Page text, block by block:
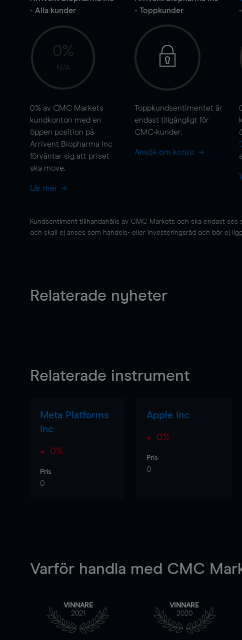
- Alla kunder
0%
N/A
0% av CMC Markets
kundkonton med en
öppen position på
Arrivent Biopharma Inc
förväntar sig att priset
ska move.
Lär mer
- Toppkunder
Toppkundsentimentet är
endast tillgängligt för
CMC-kunder.
Ansök om konto
Kundsentiment tillhandahålls av CMC Markets och ska endast
och skall ej anses som handels- eller investeringsråd och bör ej
Relaterade nyheter
Relaterade instrument
Meta Platforms
Inc
0%
Pris
0
Apple Inc
0%
Pris
0
Varför handla med CMC
VINNARE
2021
VINNARE
2020